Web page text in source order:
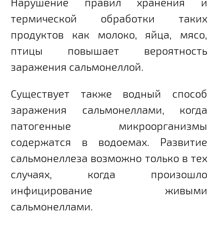
термической обработки таких
продуктов как молоко, яйца, мясо,
птицы повышает вероятность
заражения сальмонеллой.
Существует также водный способ
заражения сальмонеллами, когда
патогенные микроорганизмы
содержатся в водоемах. Развитие
сальмонеллеза возможно только в тех
случаях, когда произошло
инфицирование живыми
сальмонеллами.